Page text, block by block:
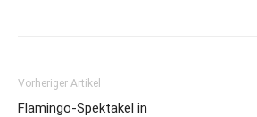
Vorheriger Artikel
Flamingo-Spektakel in